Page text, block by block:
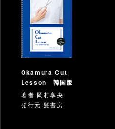
Okamura Cut
Lesson 韓国版
著者:岡村享央
発行元:髪書房